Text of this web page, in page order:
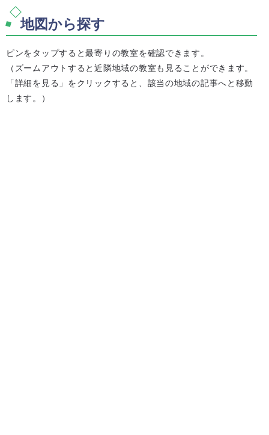
地図から探す
ピンをタップすると最寄りの教室を確認できます。
（ズームアウトすると近隣地域の教室も見ることができます。
「詳細を見る」をクリックすると、該当の地域の記事へと移動
します。）